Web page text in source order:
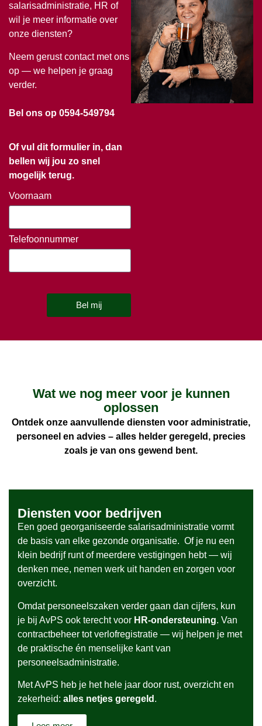
salarisadministratie, HR of
wil je meer informatie over
onze diensten?
Neem gerust contact met ons
op — we helpen je graag
verder.
Bel ons op 0594-549794
Of vul dit formulier in, dan
bellen wij jou zo snel
mogelijk terug.
Voornaam
Telefoonnummer
Bel mij
Wat we nog meer voor je kunnen
oplossen
Ontdek onze aanvullende diensten voor administratie,
personeel en advies – alles helder geregeld, precies
zoals je van ons gewend bent.
Diensten voor bedrijven
Een goed georganiseerde salarisadministratie vormt
de basis van elke gezonde organisatie. Of je nu een
klein bedrijf runt of meerdere vestigingen hebt — wij
denken mee, nemen werk uit handen en zorgen voor
overzicht.
Omdat personeelszaken verder gaan dan cijfers, kun
je bij AvPS ook terecht voor HR-ondersteuning. Van
contractbeheer tot verlofregistratie — wij helpen je met
de praktische én menselijke kant van
personeelsadministratie.
Met AvPS heb je het hele jaar door rust, overzicht en
zekerheid: alles netjes geregeld .